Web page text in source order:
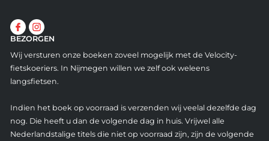
BEZORGEN
Wij versturen onze boeken zoveel mogelijk met de Velocity-
fietskoeriers. In Nijmegen willen we zelf ook weleens
langsfietsen.
Indien het boek op voorraad is verzenden wij veelal dezelfde dag
nog. Die heeft u dan de volgende dag in huis. Vrijwel alle
Nederlandstalige titels die niet op voorraad zijn, zijn de volgende